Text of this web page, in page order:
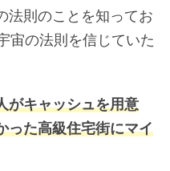
法則のことを知ってお
宙の法則を信じていた
がキャッシュを用意
った高級住宅街にマイ